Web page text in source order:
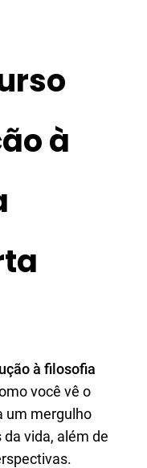
à
à filosofia
você vê o
um mergulho
vida, além de